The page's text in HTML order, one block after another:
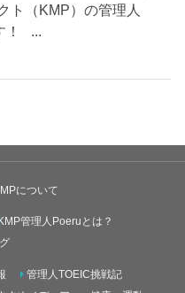
ト（KMP）の管理人
！ ...
について
KMP管理人Poeruとは？
管理人TOEIC挑戦記